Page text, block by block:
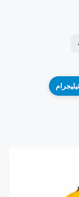
تيليجرام